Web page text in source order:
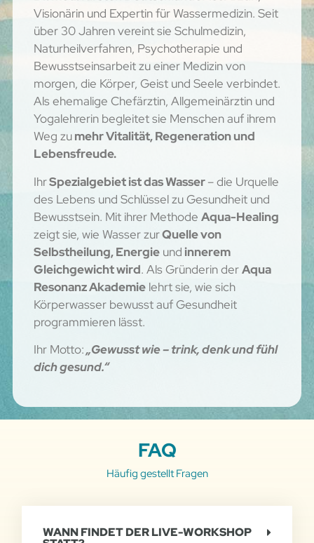
Visionärin und Expertin für Wassermedizin. Seit
über 30 Jahren vereint sie Schulmedizin,
Naturheilverfahren, Psychotherapie und
Bewusstseinsarbeit zu einer Medizin von
morgen, die Körper, Geist und Seele verbindet.
Als ehemalige Chefärztin, Allgemeinärztin und
Yogalehrerin begleitet sie Menschen auf ihrem
Weg zumehr Vitalität, Regeneration und
Lebensfreude.
IhrSpezialgebiet ist das Wasser– die Urquelle
des Lebens und Schlüssel zu Gesundheit und
Bewusstsein. Mit ihrer Methode Aqua-Healing
zeigt sie, wie Wasser zurQuelle von
Selbstheilung, Energieund innerem
Gleichgewicht wird. Als Gründerin derAqua
Resonanz Akademielehrt sie, wie sich
Körperwasser bewusst auf Gesundheit
programmieren lässt.
Ihr Motto:„Gewusst wie – trink, denk und fühl
dich gesund.“
FAQ
Häufig gestellt Fragen
WANN FINDET DER LIVE-WORKSHOP